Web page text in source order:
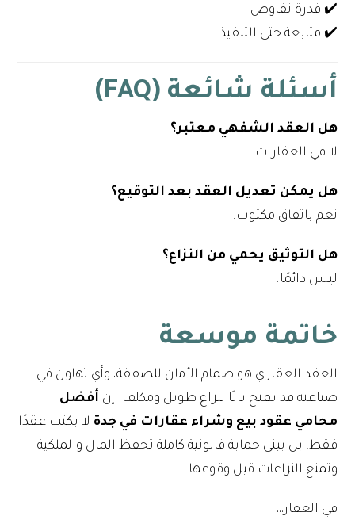
✔️ قدرة تفاوض
✔️ متابعة حتى التنفيذ
أسئلة شائعة (FAQ)
هل العقد الشفهي معتبر؟
لا في العقارات.
هل يمكن تعديل العقد بعد التوقيع؟
نعم باتفاق مكتوب.
هل التوثيق يحمي من النزاع؟
ليس دائمًا.
خاتمة موسعة
العقد العقاري هو صمام الأمان للصفقة، وأي تهاون في
صياغته قد يفتح بابًا لنزاع طويل ومكلف. إن أفضل
محامي عقود بيع وشراء عقارات في جدة لا يكتب عقدًا
فقط، بل يبني حماية قانونية كاملة تحفظ المال والملكية
وتمنع النزاعات قبل وقوعها.
في العقار…